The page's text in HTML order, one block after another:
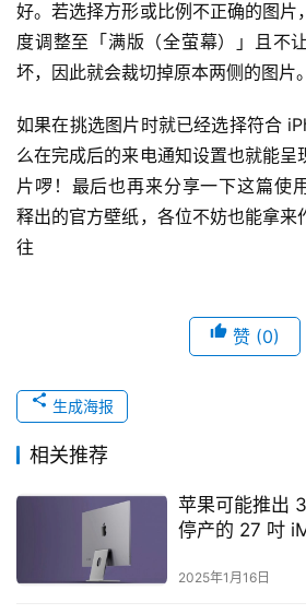
好。若选择方形或比例不正确的图片
度调整至「满版（全萤幕）」且不
坏，因此就会裁切掉原本两侧的图片。
如果在挑选图片时就已经选择符合
么在完成后的来电通知设置也就能呈
片啰！最后也再来分享一下这篇使
释出的官方壁纸，各位不妨也能拿来
往
赞 (0)
生成海报
相关推荐
苹果可能推出
停产的 27 吋
2025年1月16日